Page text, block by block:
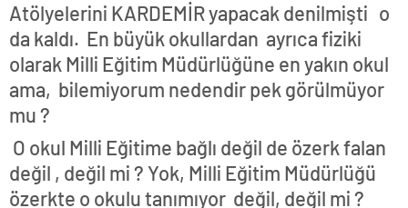
Atölyelerini KARDEMİR yapacak denilmişti o
da kaldı. En büyük okullardan ayrıca fiziki
olarak Milli Eğitim Müdürlüğüne en yakın okul
ama, bilemiyorum nedendir pek görülmüyor
mu ?
O okul Milli Eğitime bağlı değil de özerk falan
değil , değil mi ? Yok, Milli Eğitim Müdürlüğü
özerkte o okulu tanımıyor değil, değil mi ?